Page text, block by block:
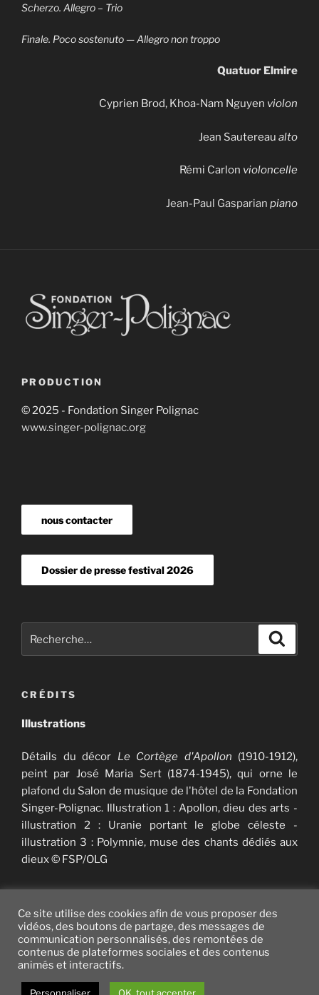
Scherzo. Allegro – Trio
Finale. Poco sostenuto — Allegro non troppo
Quatuor Elmire
Cyprien Brod, Khoa-Nam Nguyen violon
Jean Sautereau alto
Rémi Carlon violoncelle
Jean-Paul Gasparian piano
PRODUCTION
© 2025 - Fondation Singer Polignac
www.singer-polignac.org
nous contacter
Dossier de presse festival 2026
CRÉDITS
Illustrations
Détails du décor Le Cortège d'Apollon (1910-1912),
peint par José Maria Sert (1874-1945), qui orne le
plafond du Salon de musique de l'hôtel de la Fondation
Singer-Polignac. Illustration 1 : Apollon, dieu des arts -
illustration 2 : Uranie portant le globe céleste -
illustration 3 : Polymnie, muse des chants dédiés aux
dieux © FSP/OLG
Twitter facebookvimeo instagramYouTube
Fièrement propulsé par WordPress
Ce site utilise des cookies afin de vous proposer des
vidéos, des boutons de partage, des messages de
communication personnalisés, des remontées de
contenus de plateformes sociales et des contenus
animés et interactifs.